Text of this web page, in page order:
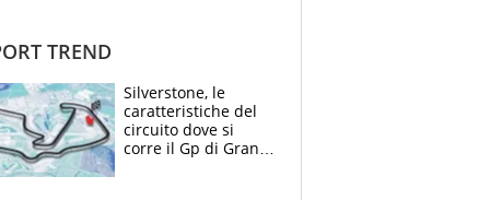
TREND
Silverstone, le
caratteristiche del
circuito dove si
corre il Gp di Gran